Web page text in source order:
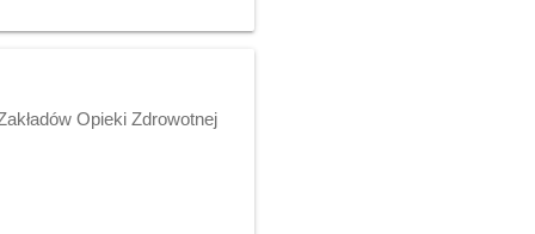
Opieki Zdrowotnej